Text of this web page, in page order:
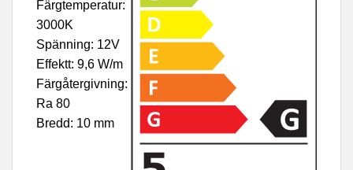
Färgtemperatur:
3000K
Spänning: 12V
Effektt: 9,6 W/m
Färgåtergivning:
Ra 80
Bredd: 10 mm